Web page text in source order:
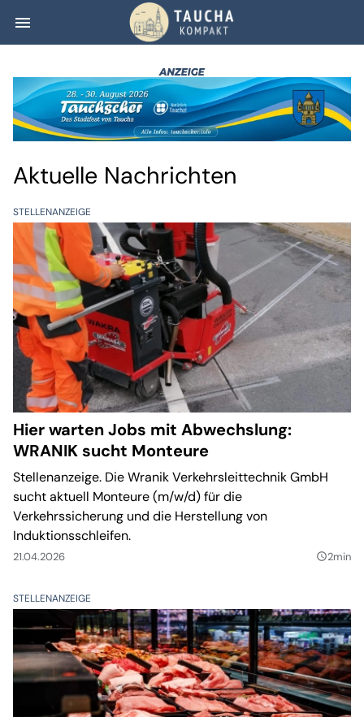
menu Taucha kompakt
Aktuelle Nachrichten
STELLENANZEIGE
Hier warten Jobs mit Abwechslung:
WRANIK sucht Monteure
Stellenanzeige. Die Wranik Verkehrsleittechnik GmbH
sucht aktuell Monteure (m/w/d) für die
Verkehrssicherung und die Herstellung von
Induktionsschleifen.
21.04.2026 query_builder2min
STELLENANZEIGE